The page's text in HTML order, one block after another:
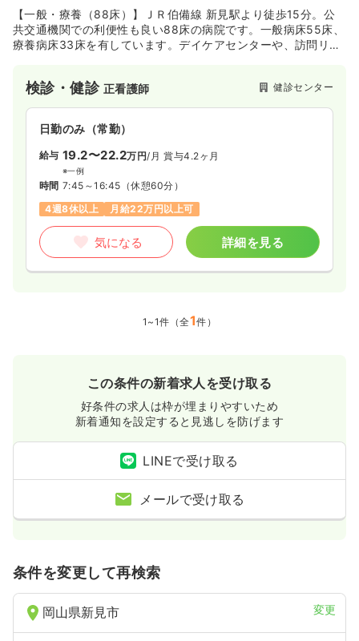
【一般・療養（88床）】ＪＲ伯備線 新見駅より徒歩15分。公
共交通機関での利便性も良い88床の病院です。一般病床55床、
療養病床33床を有しています。デイケアセンターや、訪問リハ
検診・健診 正看護師 健診センター
日勤のみ（常勤）
給与 19.2〜22.2万円/月 賞与4.2ヶ月
※一例
時間 7:45～16:45 （休憩60分）
4週8休以上
月給22万円以上可
気になる 詳細を見る
1~1件（全1件）
この条件の新着求人を受け取る
好条件の求人は枠が埋まりやすいため
新着通知を設定すると見逃しを防げます
LINEで受け取る
メールで受け取る
条件を変更して再検索
岡山県新見市 変更